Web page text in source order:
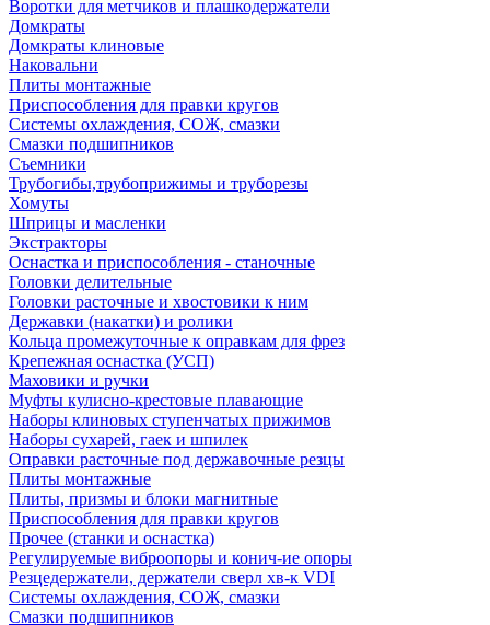
Воротки для метчиков и плашкодержатели
Домкраты
Домкраты клиновые
Наковальни
Плиты монтажные
Приспособления для правки кругов
Системы охлаждения, СОЖ, смазки
Смазки подшипников
Съемники
Трубогибы,трубоприжимы и труборезы
Хомуты
Шприцы и масленки
Экстракторы
Оснастка и приспособления - станочные
Головки делительные
Головки расточные и хвостовики к ним
Державки (накатки) и ролики
Кольца промежуточные к оправкам для фрез
Крепежная оснастка (УСП)
Маховики и ручки
Муфты кулисно-крестовые плавающие
Наборы клиновых ступенчатых прижимов
Наборы сухарей, гаек и шпилек
Оправки расточные под державочные резцы
Плиты монтажные
Плиты, призмы и блоки магнитные
Приспособления для правки кругов
Прочее (станки и оснастка)
Регулируемые виброопоры и конич-ие опоры
Резцедержатели, держатели сверл хв-к VDI
Системы охлаждения, СОЖ, смазки
Смазки подшипников